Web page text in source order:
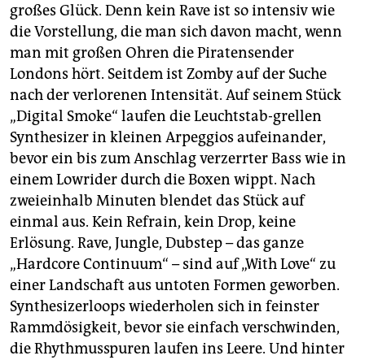
großes Glück. Denn kein Rave ist so intensiv wie
die Vorstellung, die man sich davon macht, wenn
man mit großen Ohren die Piratensender
Londons hört. Seitdem ist Zomby auf der Suche
nach der verlorenen Intensität. Auf seinem Stück
„Digital Smoke“ laufen die Leuchtstab-grellen
Synthesizer in kleinen Arpeggios aufeinander,
bevor ein bis zum Anschlag verzerrter Bass wie in
einem Lowrider durch die Boxen wippt. Nach
zweieinhalb Minuten blendet das Stück auf
einmal aus. Kein Refrain, kein Drop, keine
Erlösung. Rave, Jungle, Dubstep – das ganze
„Hardcore Continuum“ – sind auf „With Love“ zu
einer Landschaft aus untoten Formen geworben.
Synthesizerloops wiederholen sich in feinster
Rammdösigkeit, bevor sie einfach verschwinden,
die Rhythmusspuren laufen ins Leere. Und hinter